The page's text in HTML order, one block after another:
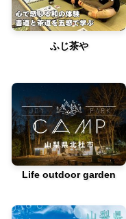
ふじ茶や
Life outdoor garden